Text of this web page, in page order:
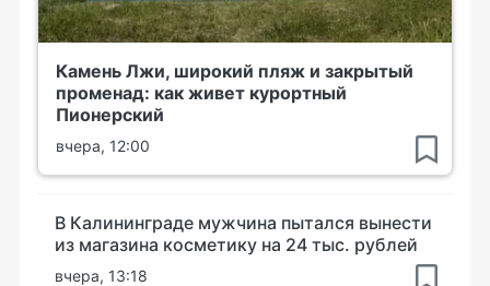
Камень Лжи, широкий пляж и закрытый
променад: как живет курортный
Пионерский
вчера, 12:00
В Калининграде мужчина пытался вынести
из магазина косметику на 24 тыс. рублей
вчера, 13:18